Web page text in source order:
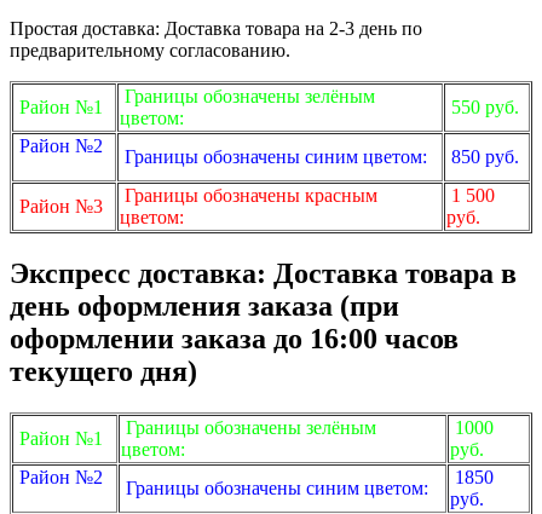
Простая доставка: Доставка товара на 2-3 день по
предварительному согласованию.
Район №1
Границы обозначены зелёным
цветом:
550 руб.
Район №2
Границы обозначены синим цветом: 850 руб.
Район №3
Границы обозначены красным
цветом:
1 500
руб.
Экспресс доставка: Доставка товара в
день оформления заказа (при
оформлении заказа до 16:00 часов
текущего дня)
Район №1
Границы обозначены зелёным
цветом:
1000
руб.
Район №2
Границы обозначены синим цветом:
1850
руб.